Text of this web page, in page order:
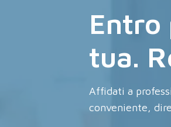
Entro
tua.
Affidati a
conveniente,